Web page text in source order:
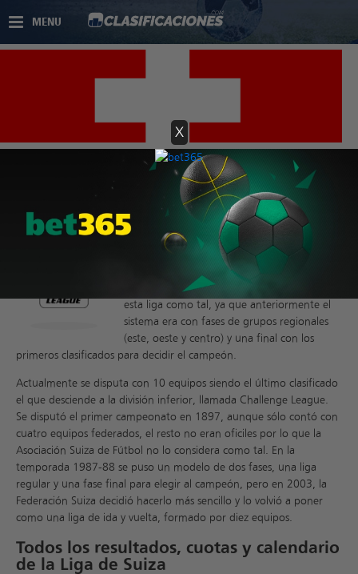
MENU
La liga más importante de Suiza es la llamada
Superliga suiza (Super League) o como se
conoce por su patrocinador Raiffeisen Super
League, la cual está organizada por la
Asociación Suiza de Fútbol. En 1931 empezó
esta liga como tal, ya que anteriormente el
sistema era con fases de grupos regionales
(este, oeste y centro) y una final con los
primeros clasificados para decidir el campeón.
Actualmente se disputa con 10 equipos siendo el último clasificado
el que desciende a la división inferior, llamada Challenge League.
Se disputó el primer campeonato en 1897, aunque sólo contó con
cuatro equipos federados, el resto no eran oficiles por lo que la
Asociación Suiza de Fútbol no lo considera como tal. En la
temporada 1987-88 se puso un modelo de dos fases, una liga
regular y una fase final para elegir al campeón, pero en 2003, la
Federación Suiza decidió hacerlo más sencillo y lo volvió a poner
como una liga de ida y vuelta, formado por diez equipos.
Todos los resultados, cuotas y calendario
de la Liga de Suiza
X